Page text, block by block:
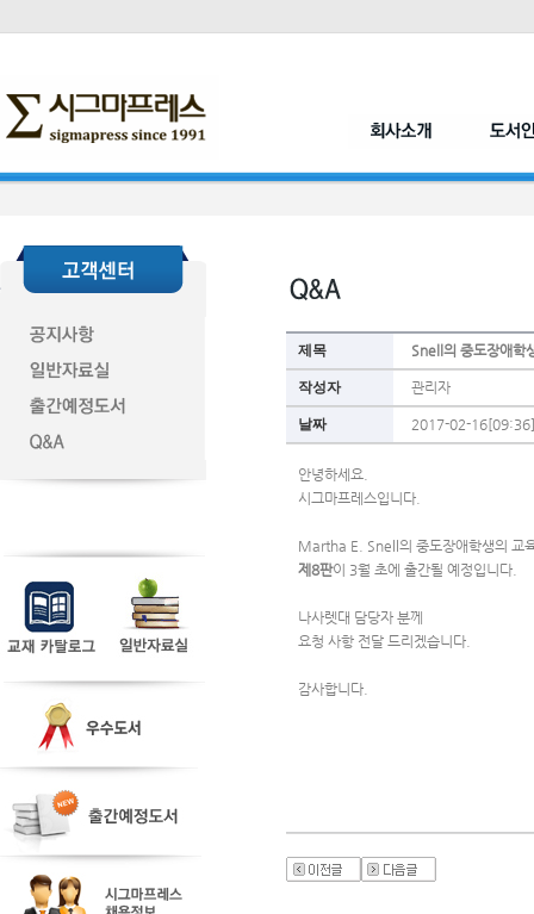
제목 Snell의 중도장애학
작성자 관리자
날짜 2017-02-16[09:36]
안녕하세요.
시그마프레스입니다.
Martha E. Snell의 중도장애학생의 교
제8판이 3월 초에 출간될 예정입니다.
나사렛대 담당자 분께
요청 사항 전달 드리겠습니다.
감사합니다.